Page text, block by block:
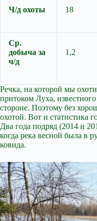
Ч/д охоты 18
Ср.
добыча за
ч/д
1,2
Речка, на которой мы
притоком Луха,
стороне. Поэтому без
охотой. Вот и статистика
Два года подряд (2014 и
когда река весной была в
ковида.